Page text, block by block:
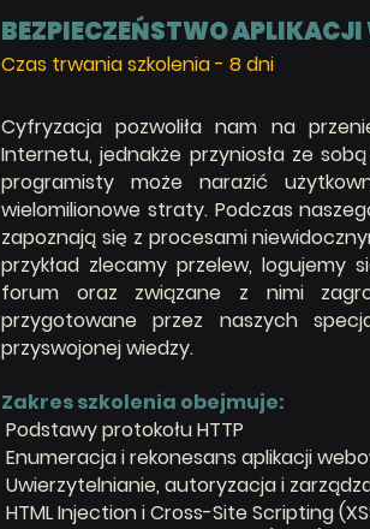
BEZPIECZEŃSTWO
Czas trwania szkolenia -8 dni
Cyfryzacja pozwoliła nam na
Internetu, jednakże przyniosła ze
programisty może narazić
wielomilionowe straty. Podczas
zapoznają się z procesami
przykład zlecamy przelew,
forum oraz związane z nimi
przygotowane przez naszych
przyswojonej wiedzy.
Zakres szkolenia obejmuje:
Podstawy protokołu HTTP
Enumeracja i rekonesans aplikacji
Uwierzytelnianie, autoryzacja i
HTML Injection i Cross-Site Scripting